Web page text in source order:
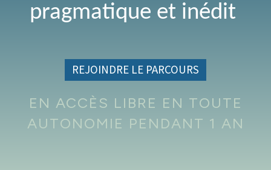
pragmatique et inédit
REJOINDRE LE PARCOURS
EN ACCÈS LIBRE EN TOUTE
AUTONOMIE PENDANT 1 AN